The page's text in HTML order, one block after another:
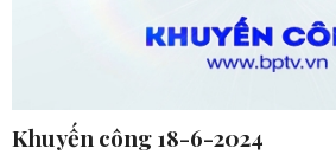
Khuyến công 18-6-2024